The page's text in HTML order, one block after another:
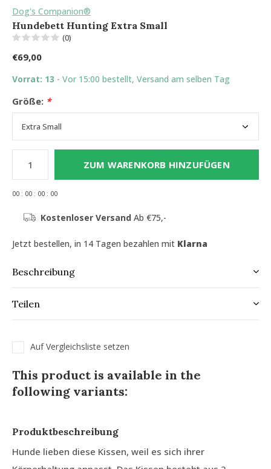
Dog's Companion®
Hundebett Hunting Extra Small
(0)
€69,00
Vorrat: 13 - Vor 15:00 bestellt, Versand am selben Tag
Größe: *
ZUM WARENKORB HINZUFÜGEN
00 : 00 : 00 : 00
Kostenloser Versand Ab €75,-
Jetzt bestellen, in 14 Tagen bezahlen mit Klarna
Beschreibung
Teilen
Auf Vergleichsliste setzen
This product is available in the
following variants:
Produktbeschreibung
Hunde lieben diese Kissen, weil es sich ihrer